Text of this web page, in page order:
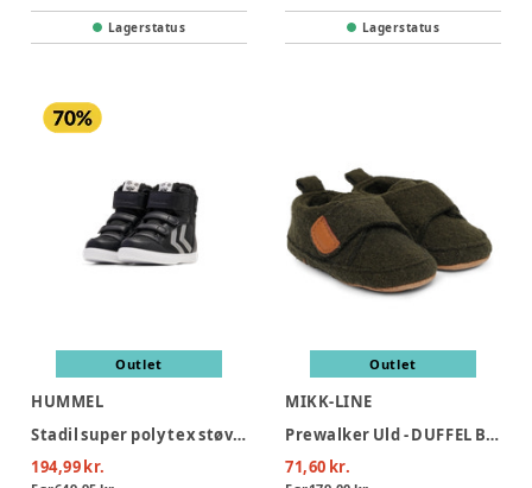
Lagerstatus Lagerstatus
Outlet
HUMMEL
Stadil super poly tex støvle jr - 2448
194,99 kr.
Outlet
MIKK-LINE
Prewalker Uld - DUFFEL BAG
71,60 kr.